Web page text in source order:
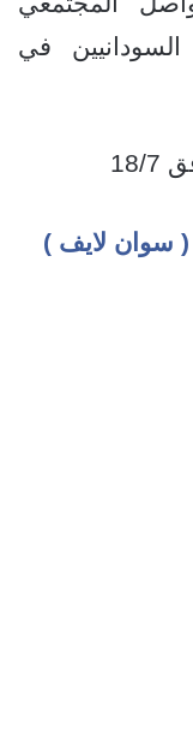
السودانيين في
7
( سوان لايف )